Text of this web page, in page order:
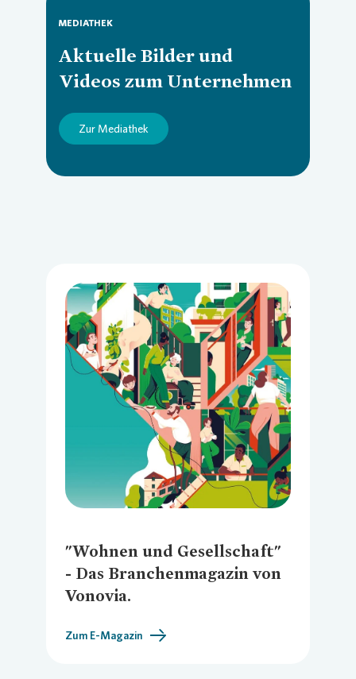
MEDIATHEK
Aktuelle Bilder und
Videos zum Unternehmen
Zur Mediathek
Loading...
"Wohnen und Gesellschaft"
- Das Branchenmagazin von
Vonovia.
Zum E-Magazin